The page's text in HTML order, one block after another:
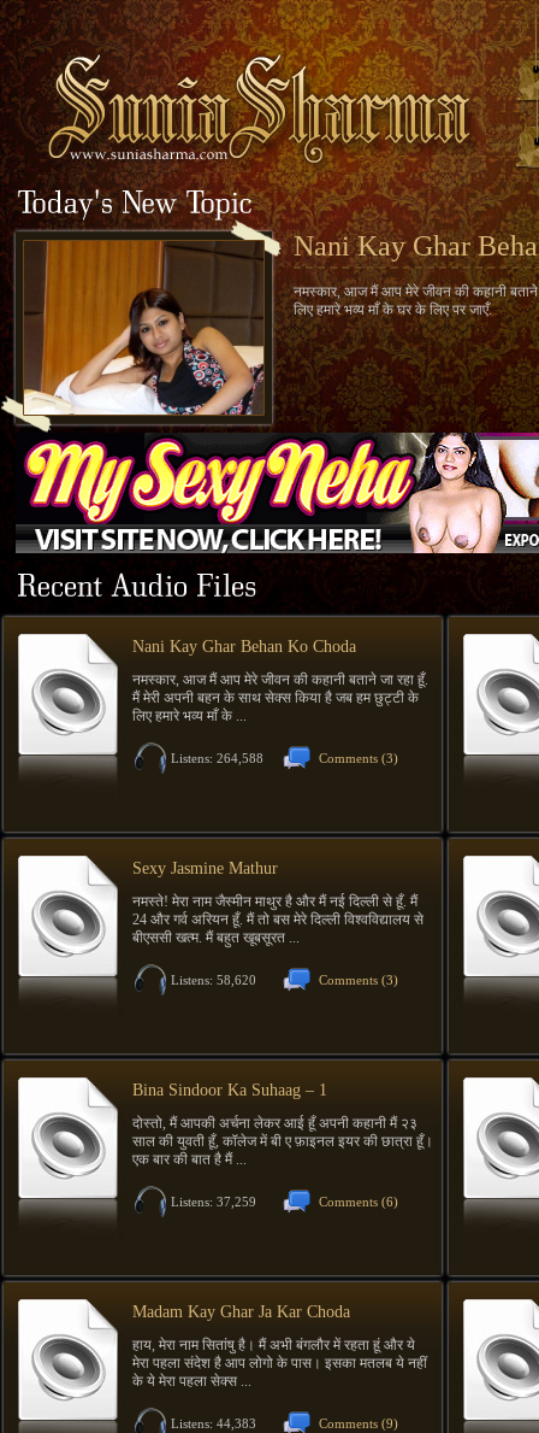
Nani Kay Ghar
नमस्कार, आज मैं आप मेरे जीवन की कहानी
लिए हमारे भव्य माँ के घर के लिए पर जाएँ.
Nani Kay Ghar Behan Ko Choda
नमस्कार, आज मैं आप मेरे जीवन की कहानी बताने जा रहा हूँ.
मैं मेरी अपनी बहन के साथ सेक्स किया है जब हम छुट्टी के
लिए हमारे भव्य माँ के ...
Listens: 264,588 Comments (3)
Sexy Jasmine Mathur
नमस्ते! मेरा नाम जैस्मीन माथुर है और मैं नई दिल्ली से हूँ. मैं
24 और गर्व अरियन हूँ. मैं तो बस मेरे दिल्ली विश्वविद्यालय से
बीएससी खत्म. मैं बहुत खूबसूरत ...
Listens: 58,620 Comments (3)
Bina Sindoor Ka Suhaag – 1
दोस्तो, मैं आपकी अर्चना लेकर आई हूँ अपनी कहानी मैं २३
साल की युवती हूँ, कॉलेज में बी ए फ़ाइनल इयर की छात्रा हूँ।
एक बार की बात है मैं ...
Listens: 37,259 Comments (6)
Madam Kay Ghar Ja Kar Choda
हाय, मेरा नाम सितांषु है। मैं अभी बंगलौर में रहता हूं और ये
मेरा पहला संदेश है आप लोगो के पास। इसका मतलब ये नहीं
के ये मेरा पहला सेक्स ...
Listens: 44,383 Comments (9)